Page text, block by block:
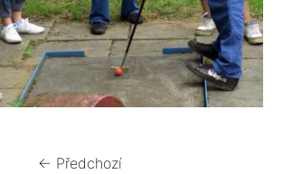
← Předchozí